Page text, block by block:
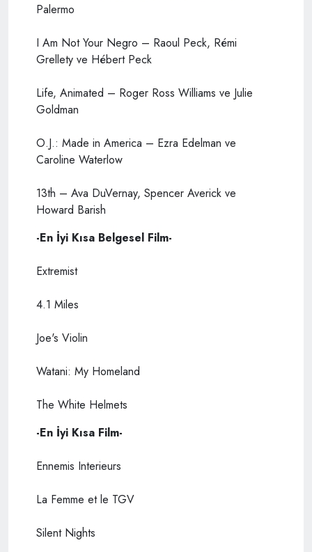
Palermo
I Am Not Your Negro – Raoul Peck, Rémi
Grellety ve Hébert Peck
Life, Animated – Roger Ross Williams ve Julie
Goldman
O.J.: Made in America – Ezra Edelman ve
Caroline Waterlow
13th – Ava DuVernay, Spencer Averick ve
Howard Barish
-En İyi Kısa Belgesel Film-
Extremist
4.1 Miles
Joe's Violin
Watani: My Homeland
The White Helmets
-En İyi Kısa Film-
Ennemis Interieurs
La Femme et le TGV
Silent Nights